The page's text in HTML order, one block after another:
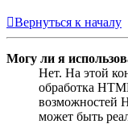
Вернуться к началу
Могу ли я
Нет. На этой
обработка
возможностей
может быть